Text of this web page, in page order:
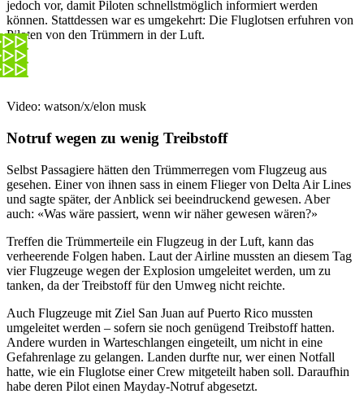
jedoch vor, damit Piloten schnellstmöglich informiert werden
können. Stattdessen war es umgekehrt: Die Fluglotsen erfuhren von
Piloten von den Trümmern in der Luft.
Video: watson/x/elon musk
Notruf wegen zu wenig Treibstoff
Selbst Passagiere hätten den Trümmerregen vom Flugzeug aus
gesehen. Einer von ihnen sass in einem Flieger von Delta Air Lines
und sagte später, der Anblick sei beeindruckend gewesen. Aber
auch: «Was wäre passiert, wenn wir näher gewesen wären?»
Treffen die Trümmerteile ein Flugzeug in der Luft, kann das
verheerende Folgen haben. Laut der Airline mussten an diesem Tag
vier Flugzeuge wegen der Explosion umgeleitet werden, um zu
tanken, da der Treibstoff für den Umweg nicht reichte.
Auch Flugzeuge mit Ziel San Juan auf Puerto Rico mussten
umgeleitet werden – sofern sie noch genügend Treibstoff hatten.
Andere wurden in Warteschlangen eingeteilt, um nicht in eine
Gefahrenlage zu gelangen. Landen durfte nur, wer einen Notfall
hatte, wie ein Fluglotse einer Crew mitgeteilt haben soll. Daraufhin
habe deren Pilot einen Mayday-Notruf abgesetzt.